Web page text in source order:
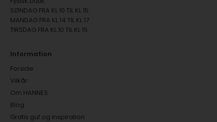
SØNDAG FRA KL 10 TIL KL 15
MANDAG FRA KL 14 TIL KL 17
TIRSDAG FRA KL 10 TIL KL 15
Information
Forside
Vilkår
Om HANNES
Blog
Gratis guf og inspiration